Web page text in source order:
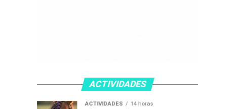
ACTIVIDADES
ACTIVIDADES 14 horas